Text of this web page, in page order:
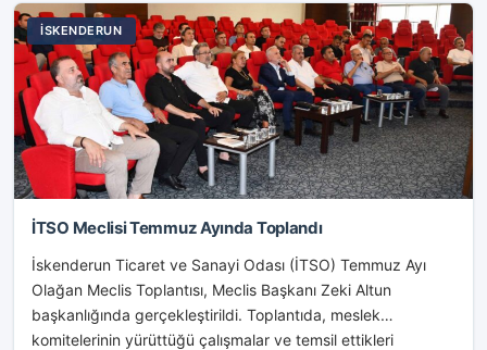
İSKENDERUN
İTSO Meclisi Temmuz Ayında Toplandı
İskenderun Ticaret ve Sanayi Odası (İTSO) Temmuz Ayı
Olağan Meclis Toplantısı, Meclis Başkanı Zeki Altun
başkanlığında gerçekleştirildi. Toplantıda, meslek
komitelerinin yürüttüğü çalışmalar ve temsil ettikleri